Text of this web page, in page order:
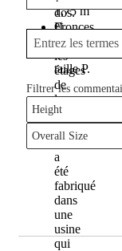
dos.
Fronces
sur
les
étages
de
la
jupe.
Ce
produit
a
été
fabriqué
dans
une
usine
qui
1,75 m
et
porte
taille P.
Height
Français
Overall Size